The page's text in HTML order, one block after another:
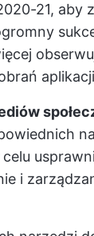
21, aby
i